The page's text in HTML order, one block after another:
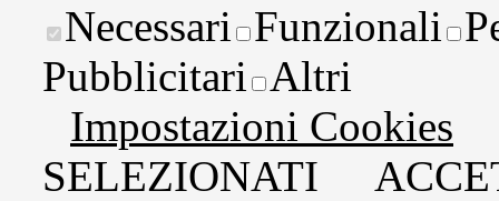
Necessari Funzionali
Pubblicitari Altri
Impostazioni Cookies
SELEZIONATI